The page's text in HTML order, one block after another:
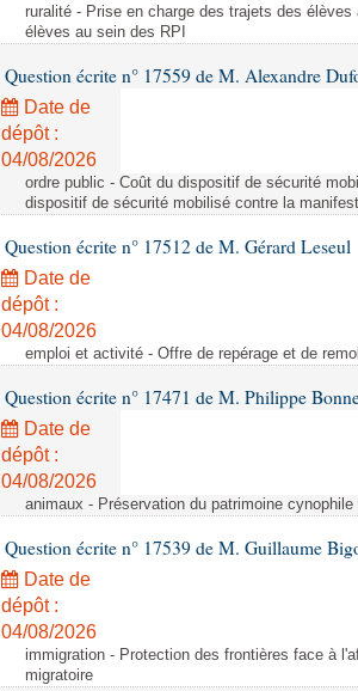
ruralité - Prise en charge des trajets des
élèves au sein des RPI
Question écrite n° 17559 de M. Alexandre
Date de
dépôt :
04/08/2026
ordre public - Coût du dispositif de sécurité
dispositif de sécurité mobilisé contre la
Question écrite n° 17512 de M. Gérard Leseul
Date de
dépôt :
04/08/2026
emploi et activité - Offre de repérage et de
Question écrite n° 17471 de M. Philippe
Date de
dépôt :
04/08/2026
animaux - Préservation du patrimoine
Question écrite n° 17539 de M. Guillaume
Date de
dépôt :
04/08/2026
immigration - Protection des frontières face à
migratoire